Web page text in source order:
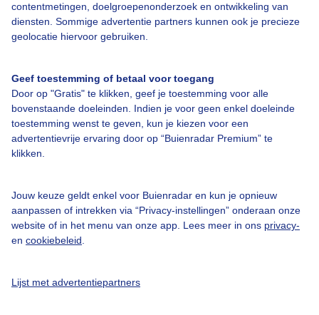
contentmetingen, doelgroepenonderzoek en ontwikkeling van
diensten. Sommige advertentie partners kunnen ook je precieze
geolocatie hiervoor gebruiken.
Geef toestemming of betaal voor toegang
Door op "Gratis" te klikken, geef je toestemming voor alle
bovenstaande doeleinden. Indien je voor geen enkel doeleinde
toestemming wenst te geven, kun je kiezen voor een
advertentievrije ervaring door op “Buienradar Premium” te
klikken.
Jouw keuze geldt enkel voor Buienradar en kun je opnieuw
aanpassen of intrekken via “Privacy-instellingen” onderaan onze
website of in het menu van onze app. Lees meer in ons privacy-
en cookiebeleid
Lijst met advertentiepartners
Over Buienradar
Contact
Toegankelijkheid
Gebruikersvoorwaarden
Buienradar Team
Privacy beleid
Cookie beleid
Gratis weerdata